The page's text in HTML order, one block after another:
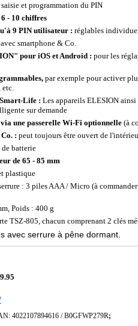
et programmation du PIN
- 10 chiffres
9 PIN utilisateur : réglables
smartphone & Co.
pour iOS et Android : pour les
par exemple pour activer
etc.
Life : Les appareils ELESION
sur demande
une passerelle Wi-Fi optionnelle(à
: peut toujours être ouvert de
batterie
de 65 - 85 mm
plastique
: 3 piles AAA / Micro (à
Poids : 400 g
TSZ-805, chacun comprenant 2 clés
avec serrure à pêne dormant.
4022107894616 /B0GFWP279R;